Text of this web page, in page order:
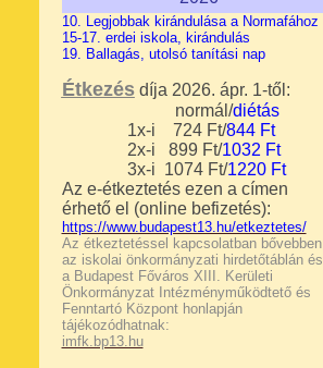
10. Legjobbak kirándulása a Normafához
15-17. erdei iskola, kirándulás
19. Ballagás, utolsó tanítási nap
Étkezésdíja 2026. ápr. 1-től:
normál/diétás
1x-i 724 Ft/844 Ft
2x-i 899 Ft/1032 Ft
3x-i 1074 Ft/1220Ft
Az e-étkeztetés ezen a címen
érhető el (online befizetés):
https://www.budapest13.hu/etkeztetes/
Az étkeztetéssel kapcsolatban bővebben
az iskolai önkormányzati hirdetőtáblán és
a Budapest Főváros XIII. Kerületi
Önkormányzat Intézményműködtető és
Fenntartó Központ honlapján
tájékozódhatnak:
imfk.bp13.hu